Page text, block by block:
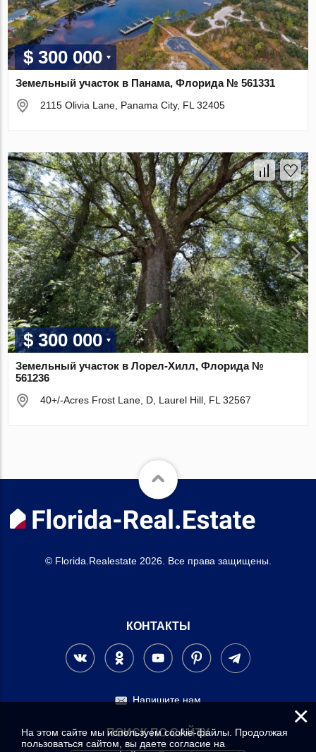
$ 300 000
Земельный участок в Панама, Флорида № 561331
2115 Olivia Lane, Panama City, FL 32405
$ 300 000
Земельный участок в Лорел-Хилл, Флорида №
561236
40+/-Acres Frost Lane, D, Laurel Hill, FL 32567
© Florida.Realestate 2026. Все права защищены.
КОНТАКТЫ
Напишите нам
ПОИСК ПО САЙТУ
×
На этом сайте мы используем cookie-файлы. Продолжая
пользоваться сайтом, вы даете согласие на